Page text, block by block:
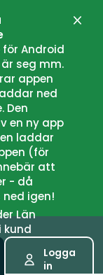
Android
seg mm.
appen
ned
Den
en ny app
laddar
(för
att
- då
igen!
Län
kund
Logga
in